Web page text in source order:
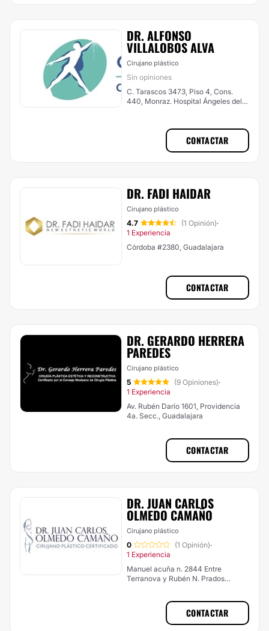
DR. ALFONSO
VILLALOBOS ALVA
Cirujano plástico
Sin opiniones
C. Tarascos 3473, Piso 4, Cons.
440, Monraz. Hospital Ángeles del
CONTACTAR
DR. FADI HAIDAR
Cirujano plástico
4.7 (1 Opinión)·
1 Experiencia
Córdoba #2380, Guadalajara
CONTACTAR
DR. GERARDO HERRERA
PAREDES
Cirujano plástico
5 (9 Opiniones)·
1 Experiencia
Av. Rubén Darío 1601, Providencia
4a. Secc., Guadalajara
CONTACTAR
DR. JUAN CARLOS
OLMEDO CAMAÑO
Cirujano plástico
0 (1 Opinión)·
1 Experiencia
Manuel acuña n. 2844 Entre
Terranova y Rubén N. Prados
CONTACTAR